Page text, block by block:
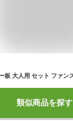
類似商品を探す